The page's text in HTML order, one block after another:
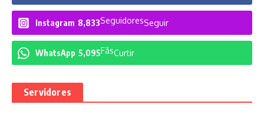
Instagram 8,833SeguidoresSeguir
WhatsApp 5,095FãsCurtir
Servidores